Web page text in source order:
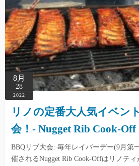
8月
28
2022
リノの定番大人気イベン
会！- Nugget Rib Cook-Off
BBQリブ大会: 毎年レイバーデー(9月第
催されるNugget Rib Cook-Offはリノテ